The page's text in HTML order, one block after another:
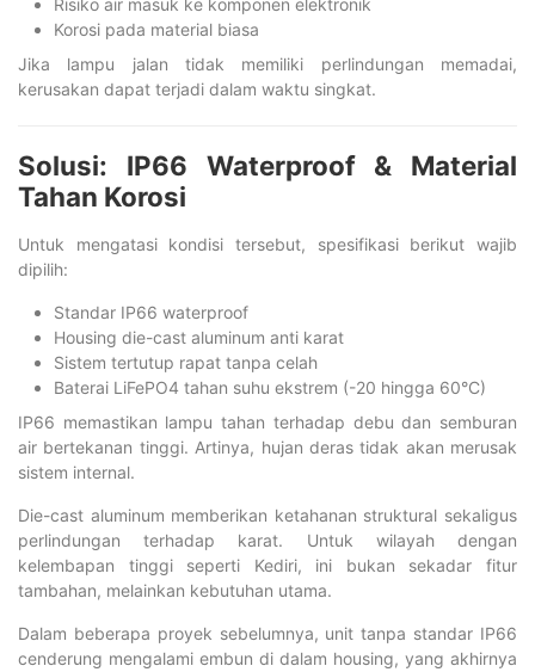
Risiko air masuk ke komponen elektronik
Korosi pada material biasa
Jika lampu jalan tidak memiliki perlindungan memadai,
kerusakan dapat terjadi dalam waktu singkat.
Solusi: IP66 Waterproof & Material
Tahan Korosi
Untuk mengatasi kondisi tersebut, spesifikasi berikut wajib
dipilih:
Standar IP66 waterproof
Housing die-cast aluminum anti karat
Sistem tertutup rapat tanpa celah
Baterai LiFePO4 tahan suhu ekstrem (-20 hingga 60°C)
IP66 memastikan lampu tahan terhadap debu dan semburan
air bertekanan tinggi. Artinya, hujan deras tidak akan merusak
sistem internal.
Die-cast aluminum memberikan ketahanan struktural sekaligus
perlindungan terhadap karat. Untuk wilayah dengan
kelembapan tinggi seperti Kediri, ini bukan sekadar fitur
tambahan, melainkan kebutuhan utama.
Dalam beberapa proyek sebelumnya, unit tanpa standar IP66
cenderung mengalami embun di dalam housing, yang akhirnya